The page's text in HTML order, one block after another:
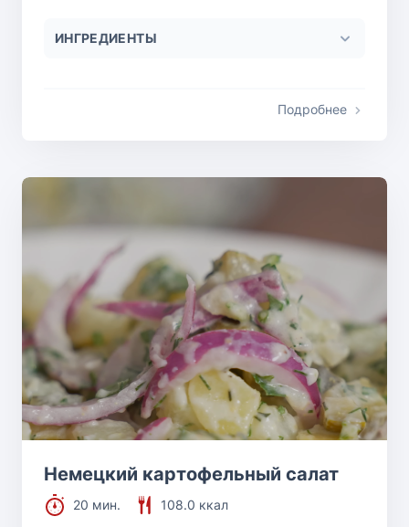
ИНГРЕДИЕНТЫ
Подробнее
Немецкий картофельный салат
20 мин.
108.0 ккал